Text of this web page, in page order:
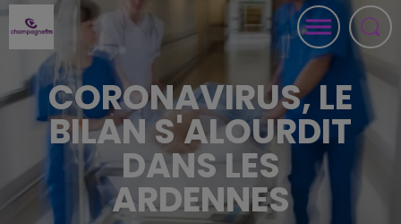
CORONAVIRUS, LE
BILAN S'ALOURDIT
DANS LES
ARDENNES